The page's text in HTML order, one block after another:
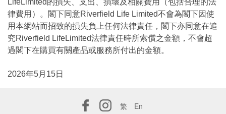
律費用）。閣下同意Riverfield Life Limited不會為閣下因使
用本網站而招致的損失負上任何法律責任，閣下亦同意在追
究Riverfield LifeLimited法律責任時所索償之金額，不會超
過閣下在購買有關產品或服務所付出的金額。
2026年5月15日
繁 En